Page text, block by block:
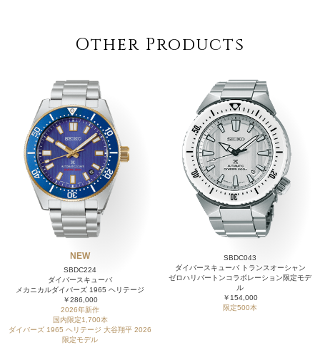
Other Products
NEW
SBDC224
ダイバースキューバ
メカニカルダイバーズ 1965 ヘリテージ
￥286,000
2026年新作
国内限定1,700本
ダイバーズ 1965 ヘリテージ 大谷翔平 2026
限定モデル
SBDC043
ダイバースキューバ トランスオーシャン
ゼロハリバートンコラボレーション限定モデ
ル
￥154,000
限定500本